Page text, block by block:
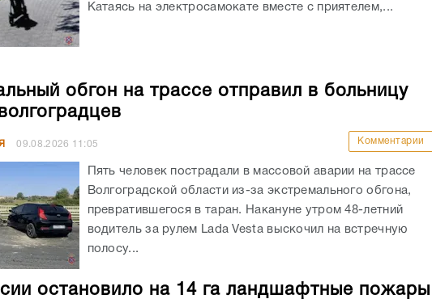
Катаясь на электросамокате вместе с приятелем,...
обгон на трассе отправил в больницу
09.08.2026 11:05 Комментарии
Пять человек пострадали в массовой аварии на трассе
Волгоградской области из-за экстремального обгона,
превратившегося в таран. Накануне утром 48-летний
водитель за рулем Lada Vesta выскочил на встречную
полосу...
остановило на 14 га ландшафтные пожары